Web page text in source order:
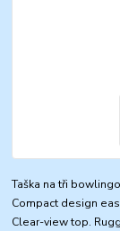
Taška na tři
Compact design
Clear-view top.